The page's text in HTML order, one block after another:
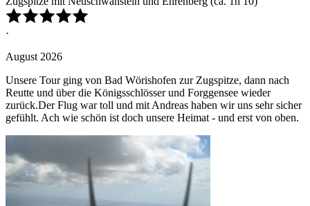
·
August 2026
Unsere Tour ging von Bad Wörishofen zur Zugspitze, dann nach
Reutte und über die Königsschlösser und Forggensee wieder
zurück.Der Flug war toll und mit Andreas haben wir uns sehr sicher
gefühlt. Ach wie schön ist doch unsere Heimat - und erst von oben.